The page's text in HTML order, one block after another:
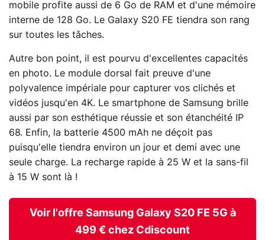
mobile profite aussi de 6 Go de RAM et d'une mémoire
interne de 128 Go. Le Galaxy S20 FE tiendra son rang
sur toutes les tâches.
Autre bon point, il est pourvu d'excellentes capacités
en photo. Le module dorsal fait preuve d'une
polyvalence impériale pour capturer vos clichés et
vidéos jusqu'en 4K. Le smartphone de Samsung brille
aussi par son esthétique réussie et son étanchéité IP
68. Enfin, la batterie 4500 mAh ne déçoit pas
puisqu'elle tiendra environ un jour et demi avec une
seule charge. La recharge rapide à 25 W et la sans-fil
à 15 W sont là !
Voir l'offre Samsung Galaxy S20 FE 5G à
499 € chez Cdiscount